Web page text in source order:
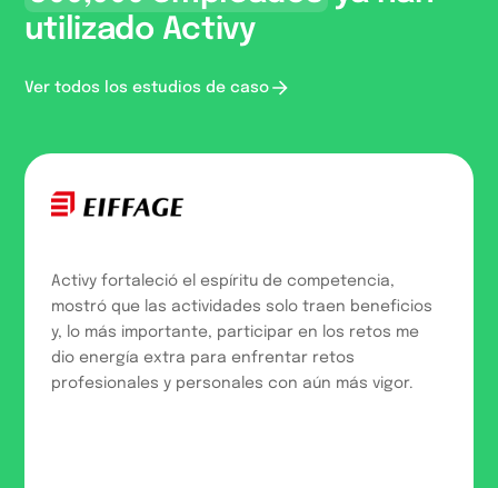
utilizado Activy
Ver todos los estudios de caso
Activy fortaleció el espíritu de competencia,
mostró que las actividades solo traen beneficios
y, lo más importante, participar en los retos me
dio energía extra para enfrentar retos
profesionales y personales con aún más vigor.